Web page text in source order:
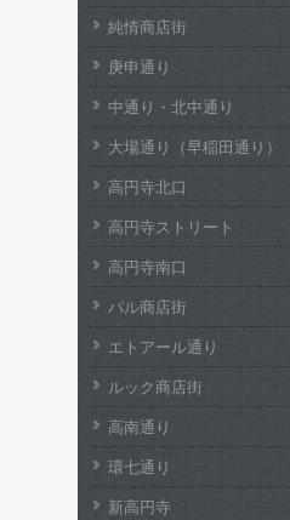
純情商店街
庚申通り
中通り・北中通り
大場通り（早稲田通り）
高円寺北口
高円寺ストリート
高円寺南口
パル商店街
エトアール通り
ルック商店街
高南通り
環七通り
新高円寺